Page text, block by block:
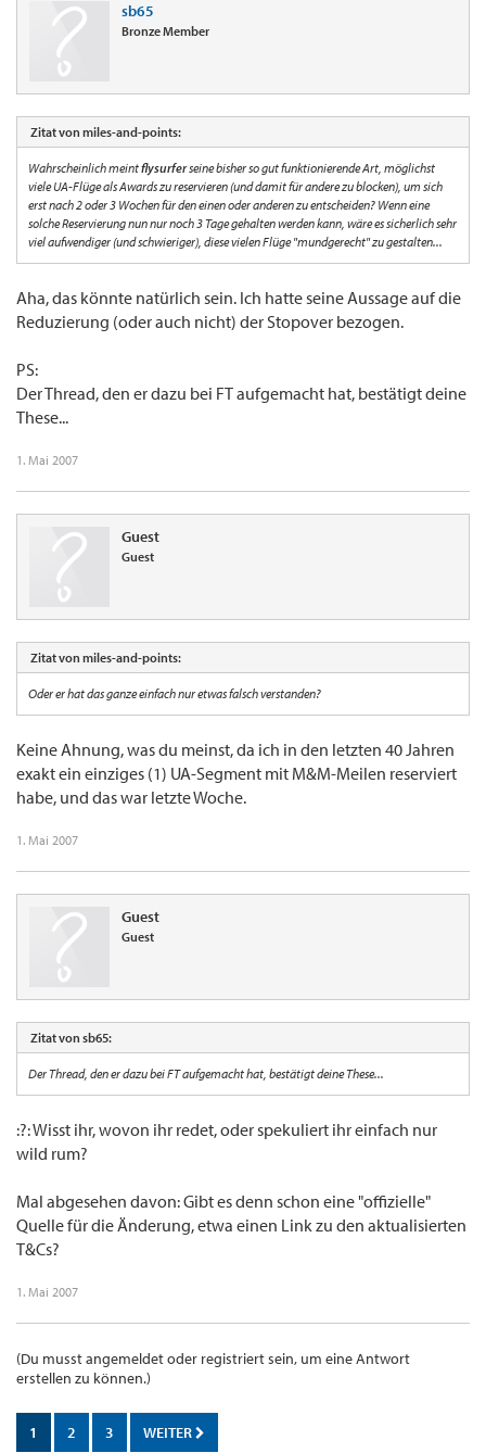
sb65
Bronze Member
Zitat von miles-and-points:
Wahrscheinlich meintflysurferseine bisher so gut funktionierende Art, möglichst
viele UA-Flüge als Awards zu reservieren (und damit für andere zu blocken), um sich
erst nach 2 oder 3 Wochen für den einen oder anderen zu entscheiden? Wenn eine
solche Reservierung nun nur noch 3 Tage gehalten werden kann, wäre es sicherlich sehr
viel aufwendiger (und schwieriger), diese vielen Flüge "mundgerecht" zu gestalten...
Aha, das könnte natürlich sein. Ich hatte seine Aussage auf die
Reduzierung (oder auch nicht) der Stopover bezogen.
PS:
Der Thread, den er dazu bei FT aufgemacht hat, bestätigt deine
These...
1. Mai 2007
Guest
Guest
Zitat von miles-and-points:
Oder er hat das ganze einfach nur etwas falsch verstanden?
Keine Ahnung, was du meinst, da ich in den letzten 40 Jahren
exakt ein einziges (1) UA-Segment mit M&M-Meilen reserviert
habe, und das war letzte Woche.
1. Mai 2007
Guest
Guest
Zitat von sb65:
Der Thread, den er dazu bei FT aufgemacht hat, bestätigt deine These...
:?: Wisst ihr, wovon ihr redet, oder spekuliert ihr einfach nur
wild rum?
Mal abgesehen davon: Gibt es denn schon eine "offizielle"
Quelle für die Änderung, etwa einen Link zu den aktualisierten
T&Cs?
1. Mai 2007
(Du musst angemeldet oder registriert sein, um eine Antwort
erstellen zu können.)
1 2 3 WEITER